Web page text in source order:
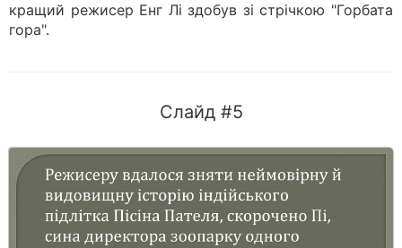
кращий режисер Енг Лі здобув зі стрічкою "Горбата
гора".
Слайд #5